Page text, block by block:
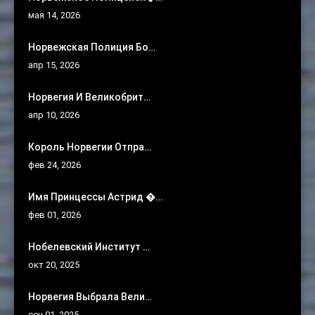
мая 14, 2026
Норвежская Полиция Бо…
апр 15, 2026
Норвегия И Великобрит…
апр 10, 2026
Король Норвегии Отпра…
фев 24, 2026
Имя Принцессы Астрид �…
фев 01, 2026
Нобелевский Институт …
окт 20, 2025
Норвегия Выбрала Вели…